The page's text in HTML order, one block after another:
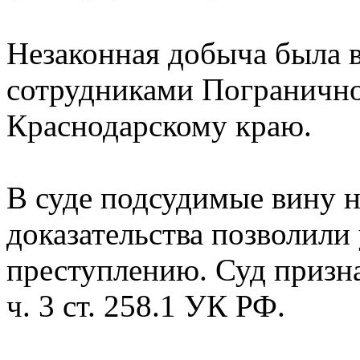
Незаконная добыча была
сотрудниками
Краснодарскому краю.
В суде подсудимые вину
доказательства
преступлению. Суд
ч. 3 ст. 258.1 УК РФ.